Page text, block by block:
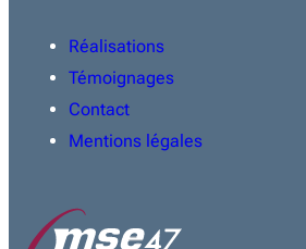
Réalisations
Témoignages
Contact
Mentions légales